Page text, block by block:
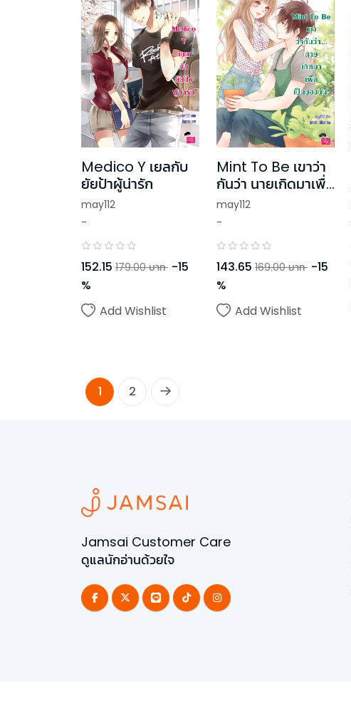
Medico Y เยลกับ
ยัยป้าผู้น่ารัก
may112
-
152.15 179.00 บาท -15
%
Add Wishlist
Mint To Be เขาว่า
กันว่า นายเกิดมาเพื่อ
เป็นของฉัน!
may112
-
143.65 169.00 บาท -15
%
Add Wishlist
1 2
Jamsai Customer Care
ดูแลนักอ่านด้วยใจ